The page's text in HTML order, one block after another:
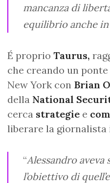
mancanza di
equilibrio anche
É proprio Taurus,
che creando un
New York con Brian
della National
cerca strategie e
liberare la giornalista
“Alessandro aveva
l’obiettivo di